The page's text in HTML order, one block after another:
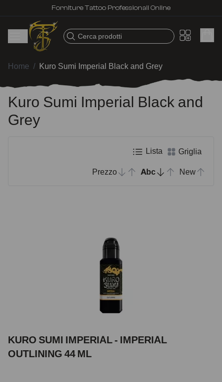
Forniture Tattoo Professionali Online
Cerca prodotti
Home / Kuro Sumi Imperial Black and Grey
Kuro Sumi Imperial Black and
Grey
Lista Griglia
Prezzo Abc New
KURO SUMI IMPERIAL - IMPERIAL
OUTLINING 44 ML